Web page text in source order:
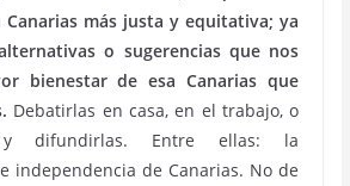
más justa y equitativa; ya
o sugerencias que nos
bienestar de esa Canarias que
Debatirlas en casa, en el trabajo, o
difundirlas. Entre ellas: la
independencia de Canarias. No de